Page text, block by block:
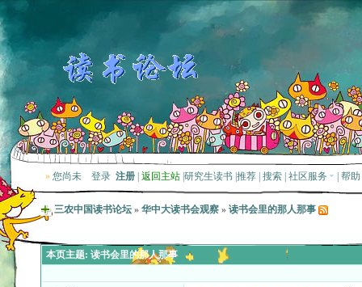
» 您尚未 登录 注册 返回主站 研究生读书 推荐 搜索 社区服务 帮助
三农中国读书论坛 » 华中大读书会观察 » 读书会里的那人那事
本页主题: 读书会里的那人那事